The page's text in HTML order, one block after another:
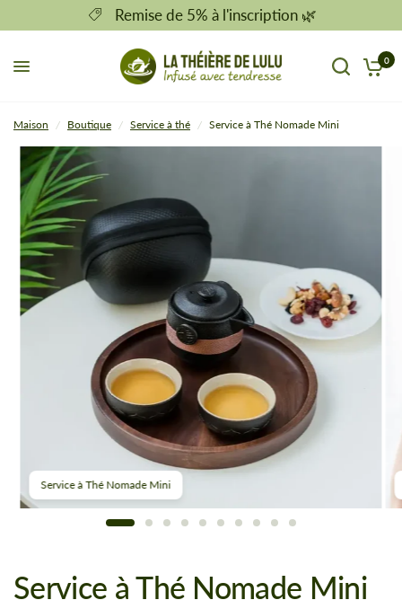
Remise de 5% à l'inscription 🌿
0
Maison / Boutique / Service à thé / Service à Thé Nomade Mini
Service à Thé Nomade Mini
Service à Thé Nomade Mini